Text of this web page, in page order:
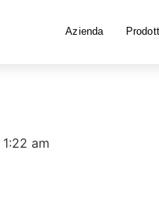
Azienda
1:22 am